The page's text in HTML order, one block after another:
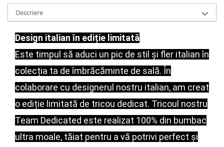
Scitec
Scivation
Skill Nutrition
Smart Shake
Swanson
Under Armour
Universal
Vitargo
Weider
Zenana
Descriere
Design italian în ediție limitată
Este timpul să aduci un pic de stil și fler italian în
colecția ta de îmbrăcăminte de sală. În
colaborare cu designerul nostru italian, am creat
o ediție limitată de tricou dedicat. Tricoul nostru
Team Dedicated este realizat 100% din bumbac
ultra moale, tăiat pentru a vă potrivi perfect și